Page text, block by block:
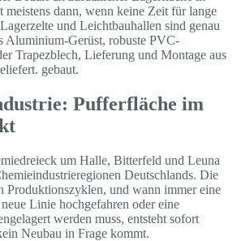
meistens dann, wenn keine Zeit für lange
und Leichtbauhallen sind genau
Aluminium-Gerüst, robuste PVC-
Trapezblech, Lieferung und Montage aus
gebaut.
Pufferfläche im
um Halle, Bitterfeld und Leuna
Deutschlands. Die
Produktionszyklen, und wann immer eine
Linie hochgefahren oder eine
werden muss, entsteht sofort
Neubau in Frage kommt.